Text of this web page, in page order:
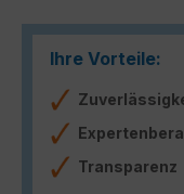
Ihre Vorteile:
Transparenz